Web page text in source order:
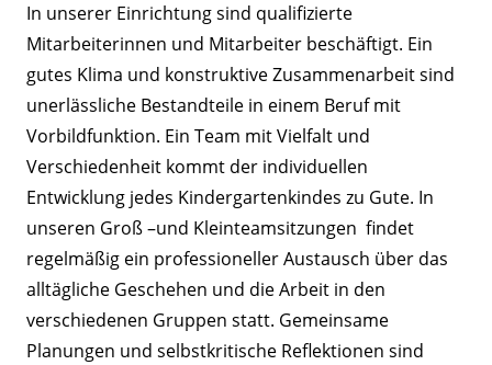
In unserer Einrichtung sind qualifizierte
Mitarbeiterinnen und Mitarbeiter beschäftigt. Ein
gutes Klima und konstruktive Zusammenarbeit sind
unerlässliche Bestandteile in einem Beruf mit
Vorbildfunktion. Ein Team mit Vielfalt und
Verschiedenheit kommt der individuellen
Entwicklung jedes Kindergartenkindes zu Gute. In
unseren Groß –und Kleinteamsitzungen findet
regelmäßig ein professioneller Austausch über das
alltägliche Geschehen und die Arbeit in den
verschiedenen Gruppen statt. Gemeinsame
Planungen und selbstkritische Reflektionen sind